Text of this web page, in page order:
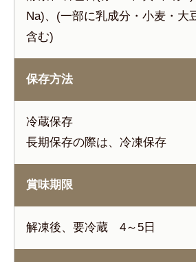
Na)、(一部に乳成分・小麦・大
含む)
保存方法
冷蔵保存
長期保存の際は、冷凍保存
賞味期限
解凍後、要冷蔵 4～5日